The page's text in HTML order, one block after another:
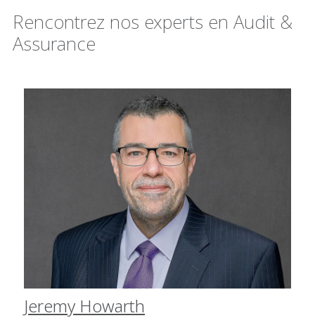
Rencontrez nos experts en Audit &
Assurance
Jeremy Howarth